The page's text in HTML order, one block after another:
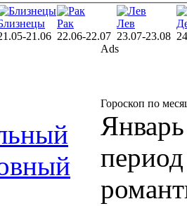
21.06
Рак
22.06-22.07
Лев
23.07-23.08
Ads
Гороскоп по